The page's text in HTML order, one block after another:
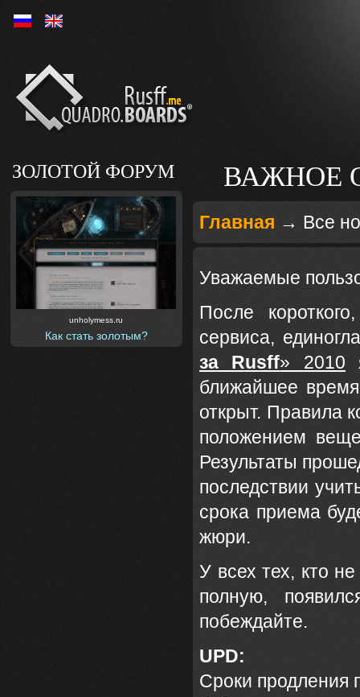
Ру En
ЗОЛОТОЙ ФОРУМ
unholymess.ru
Как стать золотым?
ВАЖНОЕ
Главная → Все
Уважаемые
После
сервиса,
за Rusff» 2010
ближайшее
открыт. Правила
положением
Результаты
последствии
срока приема
жюри.
У всех тех, кто
полную,
побеждайте.
UPD:
Сроки продления